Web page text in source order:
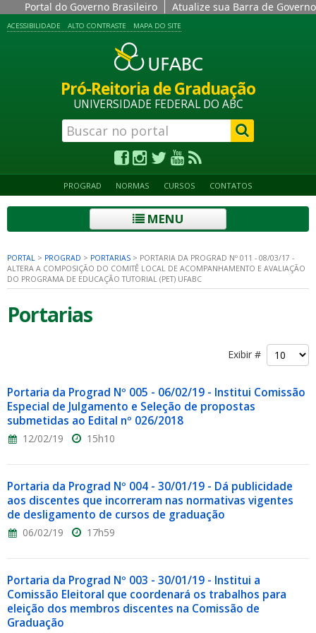
Portal do Governo Brasileiro Atualize sua Barra de Governo
ACESSIBILIDADE ALTO CONTRASTE MAPA DO SITE
Pró-Reitoria de Graduação
UNIVERSIDADE FEDERAL DO ABC
PROGRAD NORMAS CURSOS CONTATOS
MENU
PORTAL > PROGRAD > PORTARIAS > PORTARIA DA PROGRAD Nº 011 - 08/03/17 -
ALTERA A COMPOSIÇÃO DO COMITÊ LOCAL DE ACOMPANHAMENTO E AVALIAÇÃO
DO PROGRAMA DE EDUCAÇÃO TUTORIAL (PET) UFABC
Portarias
Exibir #
Portaria da Prograd Nº 005 - 06/02/19 - Institui Comissão
Especial de Julgamento e Seleção de propostas
submetidas ao Edital nº 026/2018
12/02/19 15h10
Portaria da Prograd Nº 004 - 30/01/19 - Dá publicidade
aos discentes que incorreram nas normativas vigentes
de desligamento de cursos de graduação
06/02/19 17h59
Portaria da Prograd Nº 003 - 30/01/19 - Institui a
Comissão Eleitoral que coordenará os trabalhos para
eleição dos membros discentes na Comissão de
Graduação